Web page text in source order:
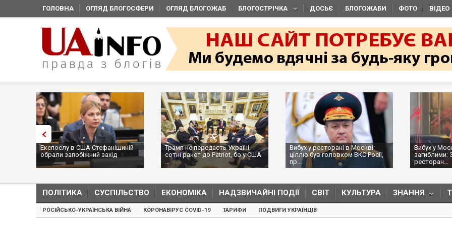
ГОЛОВНА ОГЛЯД БЛОГОСФЕРИ ОГЛЯД БЛОГОЖАБ БЛОГОСТРІЧКА ДОСЬЄ БЛОГОЖАБИ ФОТО ВІДЕО
Експослу в США Стефанішиній
обрали запобіжний захід
Трамп не передасть Україні
сотні ракет до Patriot, бо у США
...
Вибух у ресторані в Москві:
ціллю був головком ВКС Росії,
пр...
Вибух у
загиблими:
ресторан...
ПОЛІТИКА СУСПІЛЬСТВО ЕКОНОМІКА НАДЗВИЧАЙНІ ПОДІЇ СВІТ КУЛЬТУРА ЗНАННЯ
РОСІЙСЬКО-УКРАЇНСЬКА ВІЙНА КОРОНАВІРУС COVID-19 ТАРИФИ ПОДВИГИ УКРАЇНЦІВ